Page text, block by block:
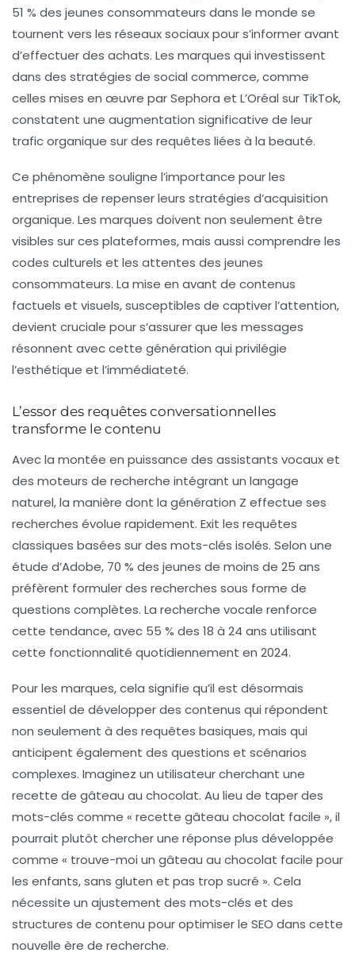
51 % des jeunes consommateurs dans le monde se
tournent vers les réseaux sociaux pour s’informer avant
d’effectuer des achats. Les marques qui investissent
dans des stratégies de social commerce, comme
celles mises en œuvre parSephora et L’Oréal sur TikTok,
constatent une augmentation significative de leur
trafic organique sur des requêtes liées à la beauté.
Ce phénomène souligne l’importance pour les
entreprises de repenser leurs stratégies d’acquisition
organique. Les marques doivent non seulement être
visibles sur ces plateformes, mais aussi comprendre les
codes culturels et les attentes des jeunes
consommateurs. La mise en avant de contenus
factuels et visuels, susceptibles de captiver l’attention,
devient cruciale pour s’assurer que les messages
résonnent avec cette génération qui privilégie
l’esthétique et l’immédiateté.
L’essor des requêtes conversationnelles
transforme le contenu
Avec la montée en puissance des assistants vocaux et
des moteurs de recherche intégrant un langage
naturel, la manière dont la génération Z effectue ses
recherches évolue rapidement. Exit les requêtes
classiques basées sur des mots-clés isolés. Selon une
étude d’Adobe, 70 % des jeunes de moins de 25 ans
préfèrent formuler des recherches sous forme de
questions complètes. La recherche vocale renforce
cette tendance, avec 55 % des 18 à 24 ans utilisant
cette fonctionnalité quotidiennement en 2024.
Pour les marques, cela signifie qu’il est désormais
essentiel de développer des contenus qui répondent
non seulement à des requêtes basiques, mais qui
anticipent également des questions et scénarios
complexes. Imaginez un utilisateur cherchant une
recette de gâteau au chocolat. Au lieu de taper des
mots-clés comme « recette gâteau chocolat facile », il
pourrait plutôt chercher une réponse plus développée
comme « trouve-moi un gâteau au chocolat facile pour
les enfants, sans gluten et pas trop sucré ». Cela
nécessite un ajustement des mots-clés et des
structures de contenu pour optimiser le SEO dans cette
nouvelle ère de recherche.